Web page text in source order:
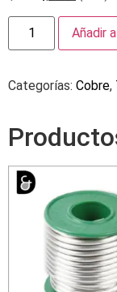
Añadir
Categorías: Cobre,